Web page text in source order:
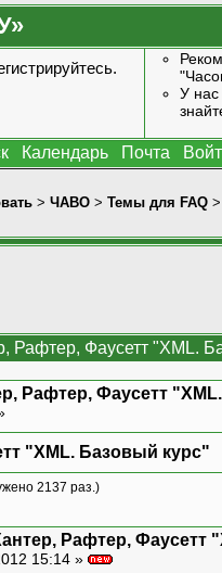
.
У нас
Календарь Почта
> ЧАВО > Темы для FAQ
Рафтер, Фаусетт "XML.
Рафтер, Фаусетт
"XML. Базовый курс"
2137 раз.)
Рафтер, Фаусетт
15:14 »